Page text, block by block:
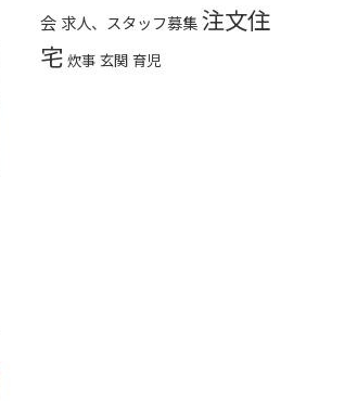
会 求人、スタッフ募集注文住
宅 炊事 玄関 育児